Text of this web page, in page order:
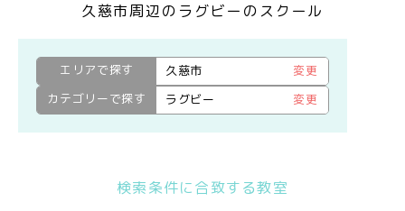
久慈市周辺のラグビーのスクール
エリアで探す 久慈市
変更
カテゴリーで探す
ラグビー 変更
検索条件に合致する教室